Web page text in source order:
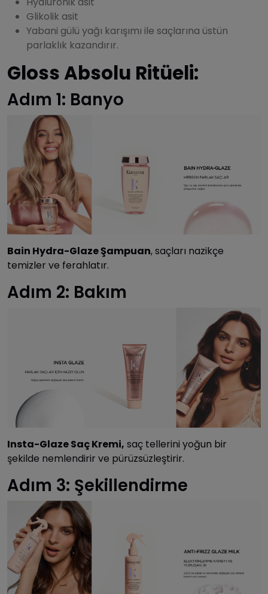
Glikolik asit
Yabani gülü yağı karışımı ile saçlarına üstün
parlaklık kazandırır.
Gloss Absolu Ritüeli:
Adım 1: Banyo
Bain Hydra-Glaze Şampuan, saçları nazikçe
temizler ve ferahlatır.
Adım 2: Bakım
Insta-Glaze Saç Kremi, saç tellerini yoğun bir
şekilde nemlendirir ve pürüzsüzleştirir.
Adım 3: Şekillendirme